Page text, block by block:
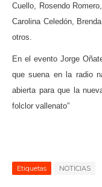
Cuello, Rosendo
Carolina Celedón,
otros.
En el evento Jorge
que suena en la radio
abierta para que la
folclor vallenato”
Etiquetas NOTICIAS